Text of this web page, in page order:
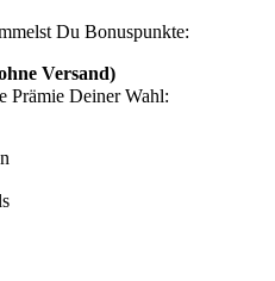
Du Bonuspunkte:
Versand)
Prämie Deiner Wahl: